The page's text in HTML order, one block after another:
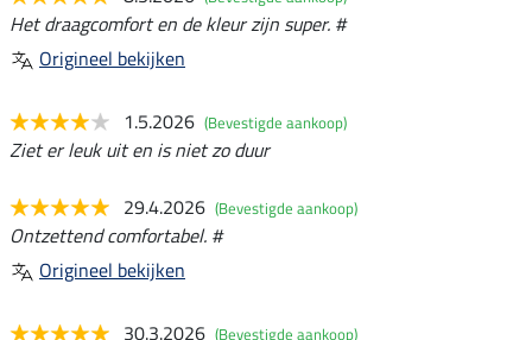
Het draagcomfort en de kleur zijn super. #
Origineel bekijken
1.5.2026 (Bevestigde aankoop)
Ziet er leuk uit en is niet zo duur
29.4.2026 (Bevestigde aankoop)
Ontzettend comfortabel. #
Origineel bekijken
30.3.2026 (Bevestigde aankoop)